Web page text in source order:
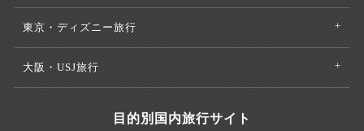
東京・ディズニー旅行
大阪・USJ旅行
目的別国内旅行サイト